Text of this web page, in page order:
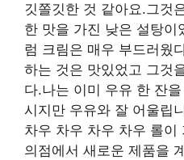
깃쫄깃한 것 같아요.그것
한 맛을 가진 낮은 설탕이
럼 크림은 매우 부드러웠
하는 것은 맛있었고 그것
다.나는 이미 우유 한 잔
시지만 우유와 잘 어울립
차우 차우 차우 차우 롤이
의점에서 새로운 제품을